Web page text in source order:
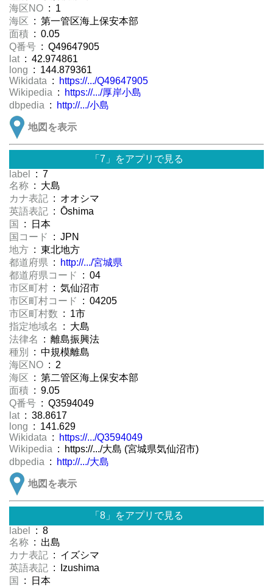
海区NO : 1
海区 : 第一管区海上保安本部
面積 : 0.05
Q番号 : Q49647905
lat : 42.974861
long : 144.879361
Wikidata :
https://.../Q49647905
Wikipedia :
https://.../厚岸小島
dbpedia : http://.../小島
地図を表示
「7」をアプリで見る
label
: 7
名称 : 大島
カナ表記 : オオシマ
英語表記 : Ōshima
国
: 日本
国コード
: JPN
地方 : 東北地方
都道府県 :
http://.../宮城県
都道府県コード
: 04
市区町村 : 気仙沼市
市区町村コード
: 04205
市区町村数 : 1市
指定地域名
: 大島
法律名
: 離島振興法
種別
: 中規模離島
海区NO : 2
海区 : 第二管区海上保安本部
面積 : 9.05
Q番号 : Q3594049
lat : 38.8617
long : 141.629
Wikidata :
https://.../Q3594049
Wikipedia : https://.../大島 (宮城県気仙沼市)
dbpedia : http://.../大島
地図を表示
「8」をアプリで見る
label
: 8
名称 : 出島
カナ表記 : イズシマ
英語表記 : Izushima
国
: 日本